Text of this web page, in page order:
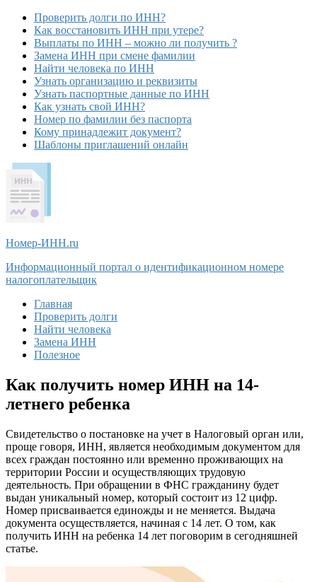
Проверить долги по ИНН?
Как восстановить ИНН при утере?
Выплаты по ИНН – можно ли получить ?
Замена ИНН при смене фамилии
Найти человека по ИНН
Узнать организацию и реквизиты
Узнать паспортные данные по ИНН
Как узнать свой ИНН?
Номер по фамилии без паспорта
Кому принадлежит документ?
Шаблоны приглашений онлайн
Номер-ИНН.ru
Информационный портал о идентификационном номере
налогоплательщик
Главная
Проверить долги
Найти человека
Замена ИНН
Полезное
Как получить номер ИНН на 14-
летнего ребенка
Свидетельство о постановке на учет в Налоговый орган или,
проще говоря, ИНН, является необходимым документом для
всех граждан постоянно или временно проживающих на
территории России и осуществляющих трудовую
деятельность. При обращении в ФНС гражданину будет
выдан уникальный номер, который состоит из 12 цифр.
Номер присваивается единожды и не меняется. Выдача
документа осуществляется, начиная с 14 лет. О том, как
получить ИНН на ребенка 14 лет поговорим в сегодняшней
статье.